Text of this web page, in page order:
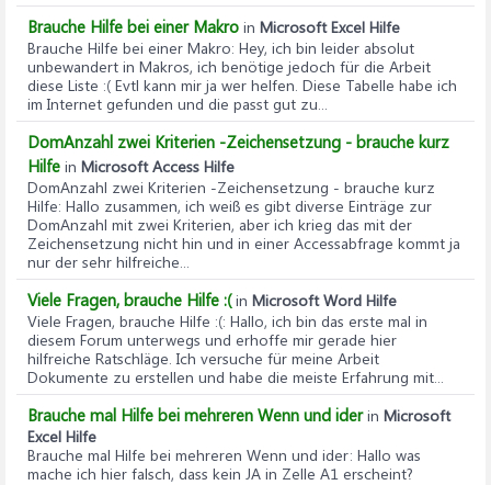
Brauche Hilfe bei einer Makro in Microsoft Excel Hilfe
Brauche Hilfe bei einer Makro: Hey, ich bin leider absolut
unbewandert in Makros, ich benötige jedoch für die Arbeit
diese Liste :( Evtl kann mir ja wer helfen. Diese Tabelle habe ich
im Internet gefunden und die passt gut zu...
DomAnzahl zwei Kriterien -Zeichensetzung - brauche kurz
Hilfe in Microsoft Access Hilfe
DomAnzahl zwei Kriterien -Zeichensetzung - brauche kurz
Hilfe: Hallo zusammen, ich weiß es gibt diverse Einträge zur
DomAnzahl mit zwei Kriterien, aber ich krieg das mit der
Zeichensetzung nicht hin und in einer Accessabfrage kommt ja
nur der sehr hilfreiche...
Viele Fragen, brauche Hilfe :(in Microsoft Word Hilfe
Viele Fragen, brauche Hilfe :(: Hallo, ich bin das erste mal in
diesem Forum unterwegs und erhoffe mir gerade hier
hilfreiche Ratschläge. Ich versuche für meine Arbeit
Dokumente zu erstellen und habe die meiste Erfahrung mit...
Brauche mal Hilfe bei mehreren Wenn und iderin Microsoft
Excel Hilfe
Brauche mal Hilfe bei mehreren Wenn und ider: Hallo was
mache ich hier falsch, dass kein JA in Zelle A1 erscheint?